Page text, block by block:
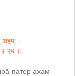
अहम् ।
॥ २७ ॥
патер ахам